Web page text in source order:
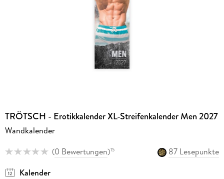
TRÖTSCH - Erotikkalender XL-Streifenkalender Men 2027
Wandkalender
(0 Bewertungen)15
87 Lesepunkte
Kalender